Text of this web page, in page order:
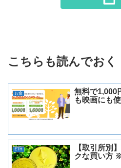
こちらも読んでおく
お金
無料で1,000
も映画にも使
ETH
【取引所別
クな買い方